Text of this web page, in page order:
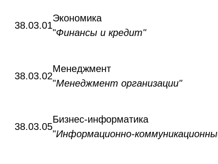
38.03.01
Экономика
"Финансы и кредит"
38.03.02
Менеджмент
"Менеджмент организации"
38.03.05
Бизнес-информатика
"Информационно-